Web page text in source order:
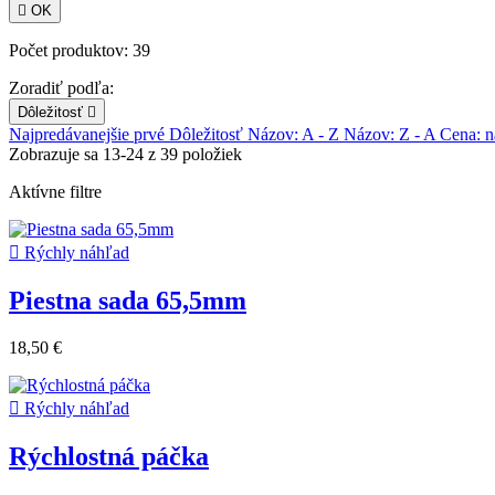
 OK
Počet produktov: 39
Zoradiť podľa:
Dôležitosť 
Najpredávanejšie prvé Dôležitosť Názov: A - Z Názov: Z - A Cena:
Zobrazuje sa 13-24 z 39 položiek
Aktívne filtre
 Rýchly náhľad
Piestna sada 65,5mm
18,50 €
 Rýchly náhľad
Rýchlostná páčka